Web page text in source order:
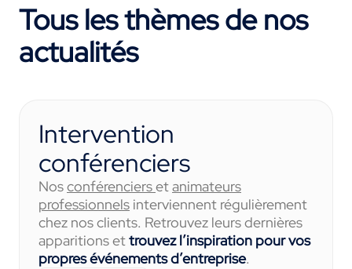
Tous les thèmes de nos
actualités
Intervention
conférenciers
Nosconférenciersetanimateurs
professionnels interviennent régulièrement
chez nos clients. Retrouvez leurs dernières
apparitions ettrouvez l’inspiration pour vos
propres événements d’entreprise.